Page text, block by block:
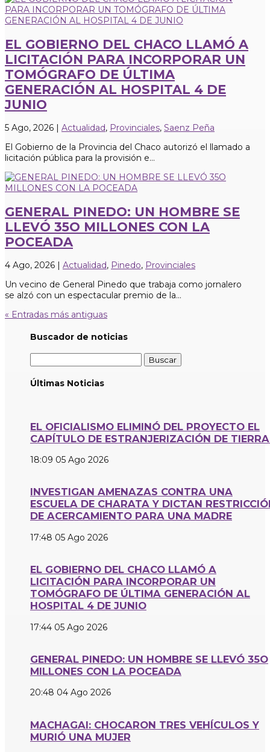
EL GOBIERNO DEL CHACO LLAMÓ A
LICITACIÓN PARA INCORPORAR UN
TOMÓGRAFO DE ÚLTIMA
GENERACIÓN AL HOSPITAL 4 DE
JUNIO
5 Ago, 2026 | Actualidad, Provinciales, Saenz Peña
El Gobierno de la Provincia del Chaco autorizó el llamado a
licitación pública para la provisión e...
GENERAL PINEDO: UN HOMBRE SE
LLEVÓ 35O MILLONES CON LA
POCEADA
4 Ago, 2026 | Actualidad, Pinedo, Provinciales
Un vecino de General Pinedo que trabaja como jornalero
se alzó con un espectacular premio de la...
« Entradas más antiguas
Buscador de noticias
Últimas Noticias
EL OFICIALISMO ELIMINÓ DEL PROYECTO EL
CAPÍTULO DE ESTRANJERIZACIÓN DE
18:09 05 Ago 2026
INVESTIGAN AMENAZAS CONTRA UNA
ESCUELA DE CHARATA Y DICTAN
DE ACERCAMIENTO PARA UNA MADRE
17:48 05 Ago 2026
EL GOBIERNO DEL CHACO LLAMÓ A
LICITACIÓN PARA INCORPORAR UN
TOMÓGRAFO DE ÚLTIMA GENERACIÓN AL
HOSPITAL 4 DE JUNIO
17:44 05 Ago 2026
GENERAL PINEDO: UN HOMBRE SE LLEVÓ 35O
MILLONES CON LA POCEADA
20:48 04 Ago 2026
MACHAGAI: CHOCARON TRES VEHÍCULOS Y
MURIÓ UNA MUJER